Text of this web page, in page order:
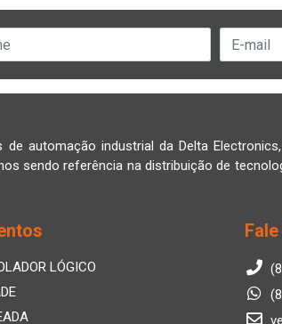
automação industrial da Delta
sendo referência na distribuição de
LÓGICO